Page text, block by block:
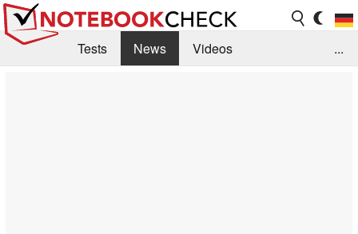
Tests News
Videos
...